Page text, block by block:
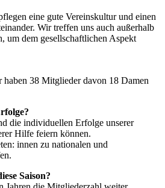
eine gute Vereinskultur und einen
Wir treffen uns auch außerhalb
um dem gesellschaftlichen Aspekt
38 Mitglieder davon 18 Damen
die individuellen Erfolge unserer
Hilfe feiern können.
innen zu nationalen und
Saison?